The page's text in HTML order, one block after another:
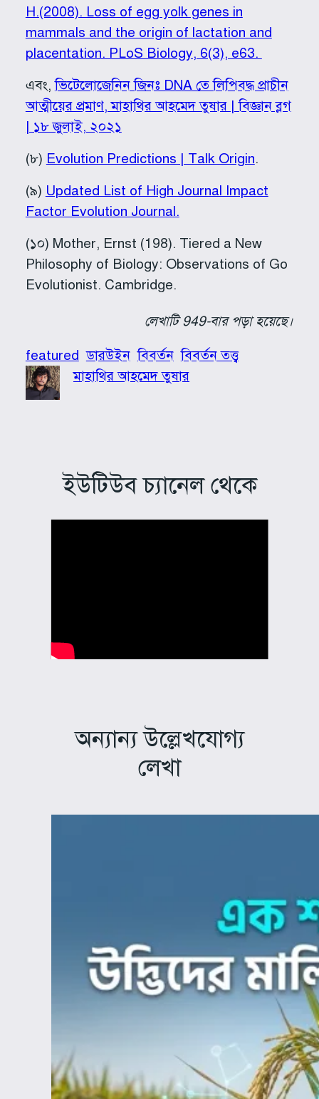
H.(2008). Loss of egg yolk genes in
mammals and the origin of lactation and
placentation. PLoS Biology, 6(3), e63.
এবং,ভিটেলোজেনিন জিনঃ DNA তে লিপিবদ্ধ প্রাচীন
আত্মীয়ের প্রমাণ, মাহাথির আহমেদ তুষার | বিজ্ঞান ব্লগ
| ১৮ জুলাই, ২০২১
(৮) Evolution Predictions | Talk Origin.
(৯) Updated List of High Journal Impact
Factor Evolution Journal.
(১০) Mother, Ernst (198). Tiered a New
Philosophy of Biology: Observations of Go
Evolutionist. Cambridge.
লেখাটি 949-বার পড়া হয়েছে।
featured ডারউইন বিবর্তন বিবর্তন তত্ত্ব
মাহাথির আহমেদ তুষার
ইউটিউব চ্যানেল থেকে
অন্যান্য উল্লেখযোগ্য
লেখা